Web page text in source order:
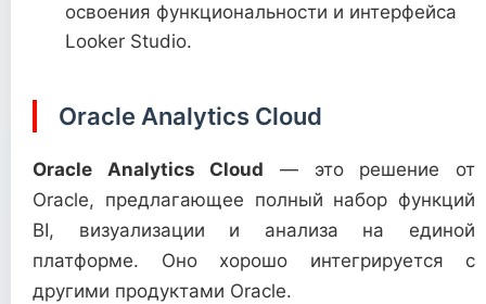
освоения функциональности и интерфейса
Looker Studio.
Oracle Analytics Cloud
Oracle Analytics Cloud — это решение от
Oracle, предлагающее полный набор функций
BI, визуализации и анализа на единой
платформе. Оно хорошо интегрируется с
другими продуктами Oracle.